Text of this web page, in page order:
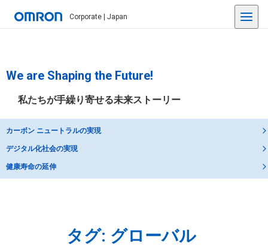
Corporate | Japan
We are Shaping the Future!
私たちが手繰り寄せる未来ストーリー
カーボン ニュートラルの実現
デジタル化社会の実現
健康寿命の延伸
タグ: グローバル